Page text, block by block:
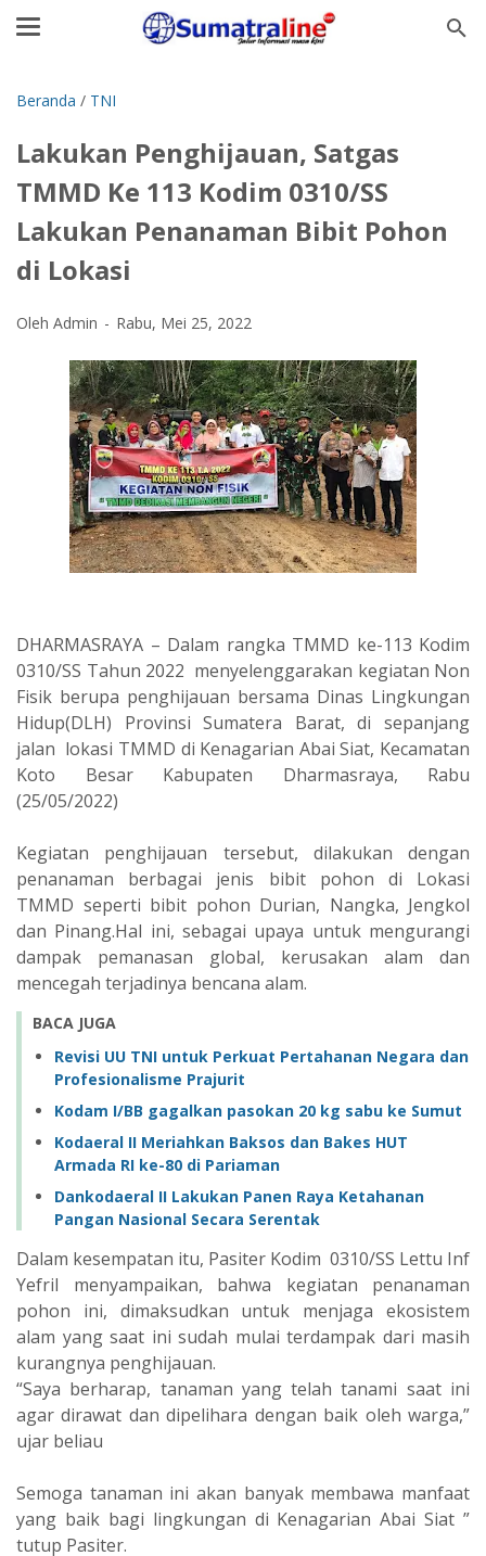
Beranda / TNI
Lakukan Penghijauan, Satgas
TMMD Ke 113 Kodim 0310/SS
Lakukan Penanaman Bibit Pohon
di Lokasi
Oleh Admin Rabu, Mei 25, 2022
DHARMASRAYA – Dalam rangka TMMD ke-113 Kodim
0310/SS Tahun 2022 menyelenggarakan kegiatan Non
Fisik berupa penghijauan bersama Dinas Lingkungan
Hidup(DLH) Provinsi Sumatera Barat, di sepanjang
jalan lokasi TMMD di Kenagarian Abai Siat, Kecamatan
Koto Besar Kabupaten Dharmasraya, Rabu
(25/05/2022)
Kegiatan penghijauan tersebut, dilakukan dengan
penanaman berbagai jenis bibit pohon di Lokasi
TMMD seperti bibit pohon Durian, Nangka, Jengkol
dan Pinang.Hal ini, sebagai upaya untuk mengurangi
dampak pemanasan global, kerusakan alam dan
mencegah terjadinya bencana alam.
BACA JUGA
Revisi UU TNI untuk Perkuat Pertahanan Negara dan
Profesionalisme Prajurit
Kodam I/BB gagalkan pasokan 20 kg sabu ke Sumut
Kodaeral II Meriahkan Baksos dan Bakes HUT
Armada RI ke-80 di Pariaman
Dankodaeral II Lakukan Panen Raya Ketahanan
Pangan Nasional Secara Serentak
Dalam kesempatan itu, Pasiter Kodim 0310/SS Lettu Inf
Yefril menyampaikan, bahwa kegiatan penanaman
pohon ini, dimaksudkan untuk menjaga ekosistem
alam yang saat ini sudah mulai terdampak dari masih
kurangnya penghijauan.
“Saya berharap, tanaman yang telah tanami saat ini
agar dirawat dan dipelihara dengan baik oleh warga,”
ujar beliau
Semoga tanaman ini akan banyak membawa manfaat
yang baik bagi lingkungan di Kenagarian Abai Siat ”
tutup Pasiter.